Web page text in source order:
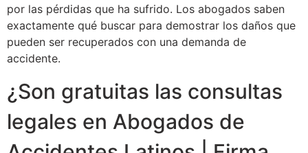
por las pérdidas que ha sufrido. Los abogados saben
exactamente qué buscar para demostrar los daños que
pueden ser recuperados con una demanda de
accidente.
¿Son gratuitas las consultas
legales en Abogados de